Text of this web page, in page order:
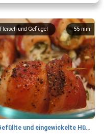
55min
Fleisch und Geflügel
Gefüllte und eingewickelte Hühnerbrust